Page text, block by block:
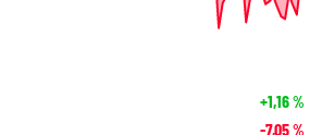
+1,16%
-7,05%